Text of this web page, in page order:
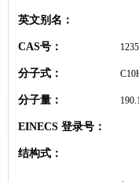
英文别名：
CAS号：
分子式：
分子量：
EINECS 登录号：
结构式：